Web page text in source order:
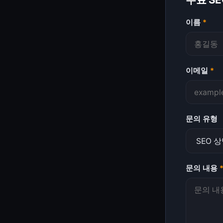
이름 *
이메일 *
문의 유형
문의 내용 *